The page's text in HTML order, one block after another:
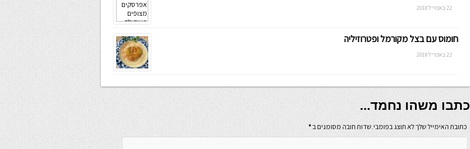
22 באפריל 2018
חומוס עם בצל מקורמל ופטרוזיליה
22 באפריל 2018
כתבו משהו נחמד...
כתובת האימייל שלך לא תוצג בפומבי.שדות חובה מסומנים ב*